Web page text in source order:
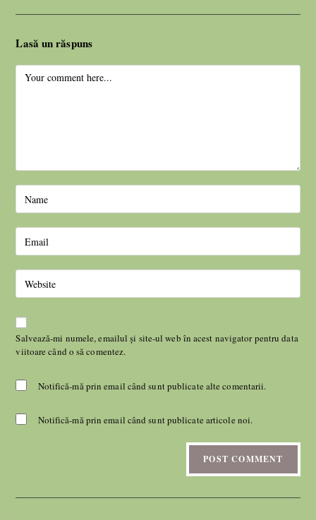
Lasă un răspuns
Salvează-mi numele, emailul și site-ul web în acest navigator pentru data
viitoare când o să comentez.
Notifică-mă prin email când sunt publicate alte comentarii.
Notifică-mă prin email când sunt publicate articole noi.